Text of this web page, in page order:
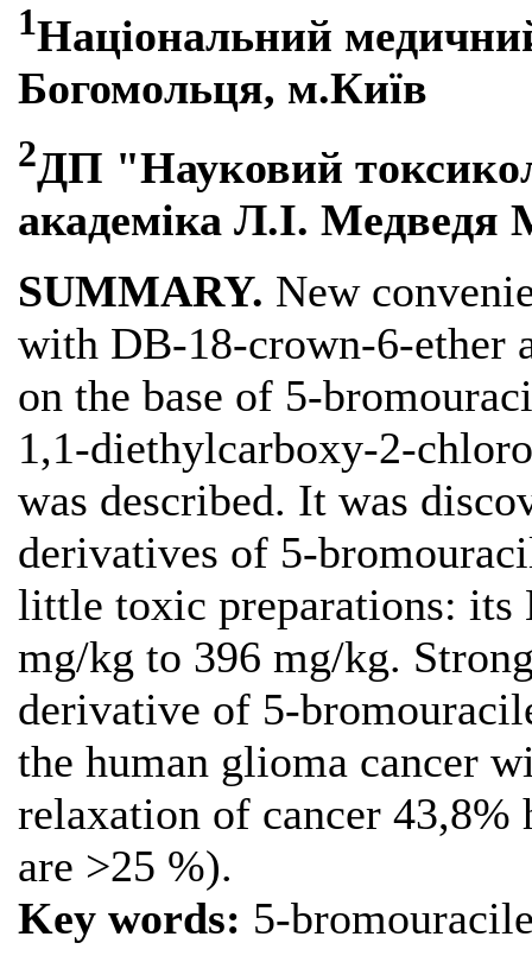
1Національний
Богомольця, м.Київ
2ДП "Науковий
академіка Л.І.
SUMMARY. New
with DB-18-crown-6-ether
on the base of 5-
1,1-diethylcarboxy-2-
was described. It was
derivatives of 5-
little toxic preparations: its
mg/kg to 396 mg/kg.
derivative of 5-
the human glioma cancer
relaxation of cancer 43,8%
are >25 %).
Key words: 5-